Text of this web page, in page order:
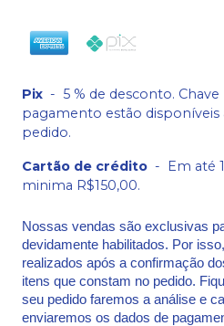
Pix - 5 % de desconto.
pagamento estão disponíveis
pedido.
Cartão de crédito - Em até
minima R$150,00.
Nossas vendas são exclusivas
devidamente habilitados. Por
realizados após a confirmação
itens que constam no pedido.
seu pedido faremos a análise e
enviaremos os dados de